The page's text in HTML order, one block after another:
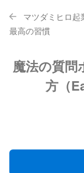
マツダミヒロ
最高の習慣
魔法の質問
方（